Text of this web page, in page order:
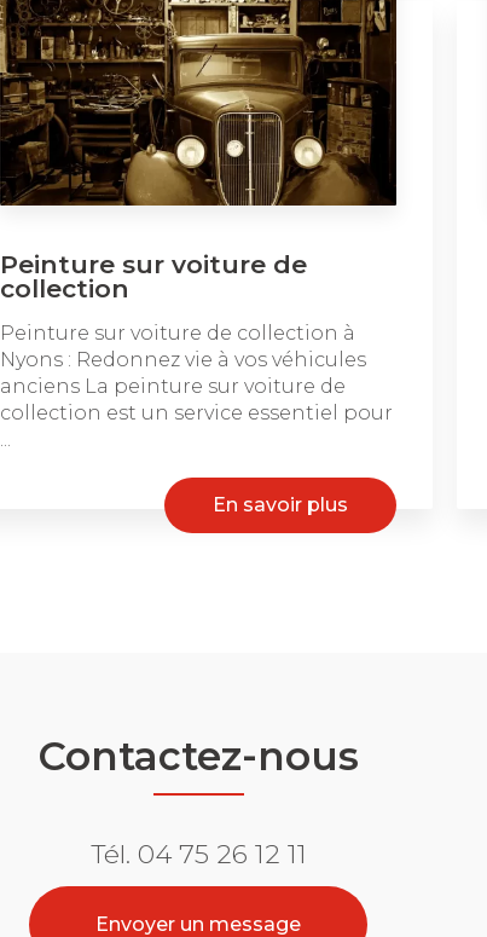
Peinture sur voiture de
collection
Peinture sur voiture de collection à
Nyons : Redonnez vie à vos véhicules
anciens La peinture sur voiture de
collection est un service essentiel pour
En savoir plus
Contactez-nous
Tél. 04 75 26 12 11
Envoyer un message